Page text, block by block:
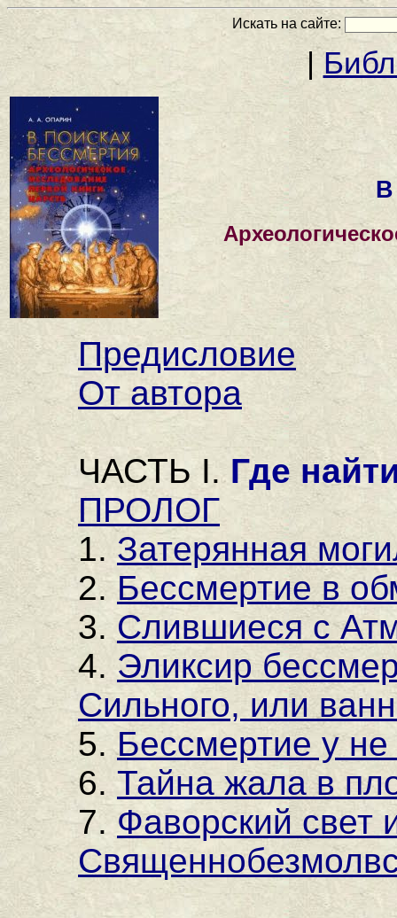
Искать на сайте:
|
В
Предисловие
От автора
ЧАСТЬ I.Где
ПРОЛОГ
1.Затерянная
2. Бессмертие в
3. Слившиеся с
4.Эликсир
Сильного, или
5.Бессмертие у
6.Тайна жала в
7.Фаворский свет